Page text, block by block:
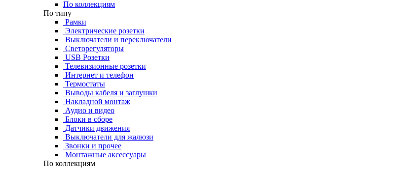
По коллекциям
По типу
Рамки
Электрические розетки
Выключатели и переключатели
Светорегуляторы
USB Розетки
Телевизионные розетки
Интернет и телефон
Термостаты
Выводы кабеля и заглушки
Накладной монтаж
Аудио и видео
Блоки в сборе
Датчики движения
Выключатели для жалюзи
Звонки и прочее
Монтажные аксессуары
По коллекциям